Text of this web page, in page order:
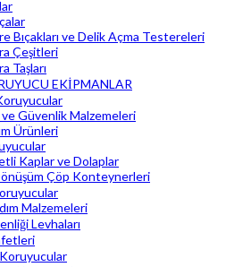
Bıçakları ve Delik Açma Testereleri
Çeşitleri
Taşları
EKİPMANLAR
Güvenlik Malzemeleri
Ürünleri
Kaplar ve Dolaplar
Çöp Konteynerleri
Malzemeleri
Levhaları